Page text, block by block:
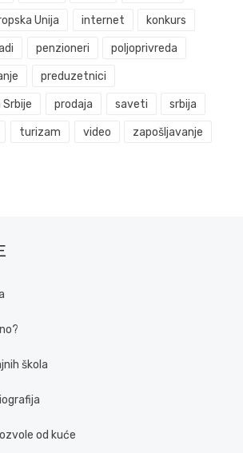
Unija internet konkurs
penzioneri poljoprivreda
preduzetnici
prodaja saveti srbija
turizam video zapošljavanje
škola
od kuće